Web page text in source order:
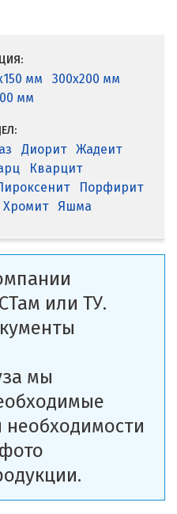
мм
300x200 мм
мм
Диорит
Жадеит
Кварцит
Порфирит
Хромит Яшма
или ТУ.
мы